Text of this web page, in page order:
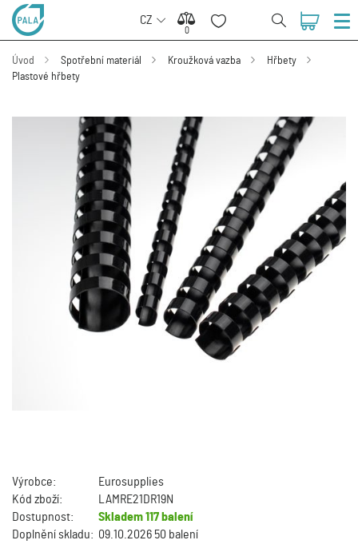
CZ
0
0
Úvod Spotřební materiál Kroužková vazba
Hřbety
Plastové hřbety
Výrobce:
Eurosupplies
Kód zboží:
LAMRE21DR19N
Dostupnost:
Skladem117 balení
Doplnění skladu: 09.10.2026 50 balení